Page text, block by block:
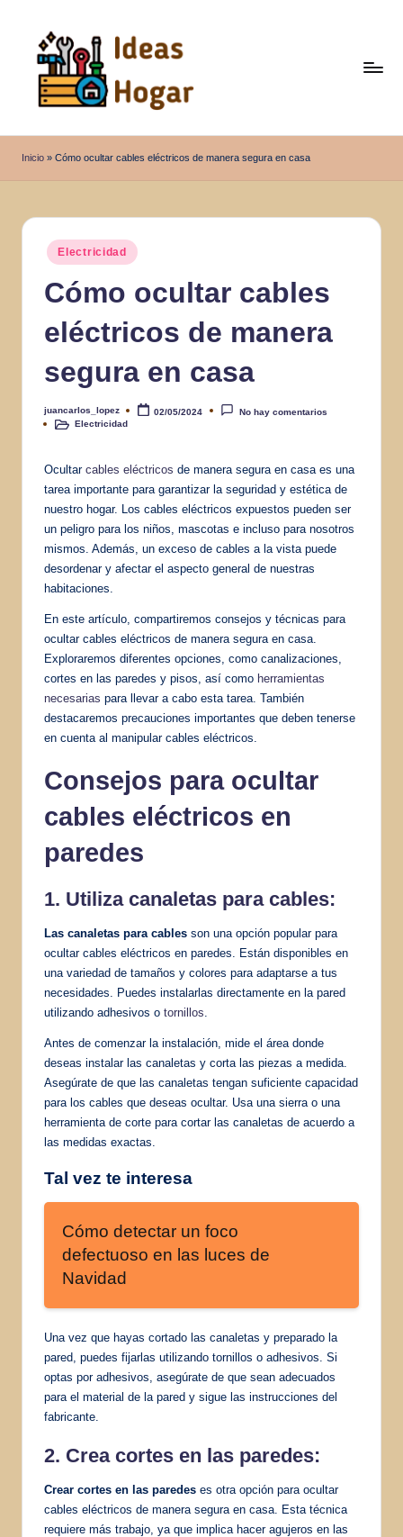
contenido
d
e
a
Inicio » Cómo ocultar cables eléctricos de manera segura en casa
Publicado
en
Electricidad
Cómo ocultar cables
eléctricos de manera
segura en casa
Publicado
por
juancarlos_lopez 02/05/2024
No hay comentarios
PublicadoElectricidad
Ocultar cables eléctricos de manera segura en casa es una
tarea importante para garantizar la seguridad y estética de
nuestro hogar. Los cables eléctricos expuestos pueden ser
un peligro para los niños, mascotas e incluso para nosotros
mismos. Además, un exceso de cables a la vista puede
desordenar y afectar el aspecto general de nuestras
habitaciones.
En este artículo, compartiremos consejos y técnicas para
ocultar cables eléctricos de manera segura en casa.
Exploraremos diferentes opciones, como canalizaciones,
cortes en las paredes y pisos, así como herramientas
necesarias para llevar a cabo esta tarea. También
destacaremos precauciones importantes que deben tenerse
en cuenta al manipular cables eléctricos.
Consejos para ocultar
cables eléctricos en
paredes
1. Utiliza canaletas para cables:
Las canaletas para cables son una opción popular para
ocultar cables eléctricos en paredes. Están disponibles en
una variedad de tamaños y colores para adaptarse a tus
necesidades. Puedes instalarlas directamente en la pared
utilizando adhesivos o tornillos
Antes de comenzar la instalación, mide el área donde
deseas instalar las canaletas y corta las piezas a medida.
Asegúrate de que las canaletas tengan suficiente capacidad
para los cables que deseas ocultar. Usa una sierra o una
herramienta de corte para cortar las canaletas de acuerdo a
las medidas exactas.
Tal vez te interesa
Cómo detectar un foco
defectuoso en las luces de
Navidad
Una vez que hayas cortado las canaletas y preparado la
pared, puedes fijarlas utilizando tornillos o adhesivos. Si
optas por adhesivos, asegúrate de que sean adecuados
para el material de la pared y sigue las instrucciones del
fabricante.
2. Crea cortes en las paredes:
Crear cortes en las paredes es otra opción para ocultar
cables eléctricos de manera segura en casa. Esta técnica
requiere más trabajo, ya que implica hacer agujeros en las